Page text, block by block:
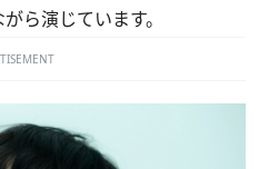
ら演じています。